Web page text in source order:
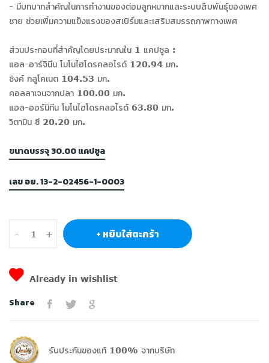
- มีบทบาทสำคัญในการทำงานของต่อมลูกหมากและระบบสืบพันธุ์ของเพศ
ชาย ช่วยเพิ่มความแข็งแรงของสเปิร์มและเสริมสมรรถภาพทางเพศ
ส่วนประกอบที่สำคัญโดยประมาณใน 1 แคปซูล :
แอล-อาร์จินีน โมโนไฮโดรคลอไรด์ 120.94 มก.
ซิงค์ กลูโคเนต 104.53 มก.
คอลลาเจนจากปลา 100.00 มก.
แอล-ออร์นิทีน โมโนไฮโดรคลอไรด์ 63.80 มก.
วิตามิน ซี 20.20 มก.
ขนาดบรรจุ 30.00 แคปซูล
เลข อย. 13-2-02456-1-0003
- + + หยิบใส่ตะกร้า
Already in wishlist
Share
รับประกันของแท้ 100% จากบริษัท